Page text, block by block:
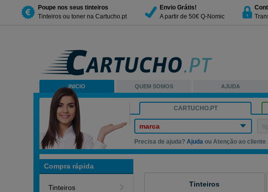
Poupe nos seus tinteiros
Tinteiros ou toner na Cartucho.pt
Envio Grátis!
A partir de 50€ Q-Nomic
INICIO QUEM SOMOS AJUDA
CARTUCHO.PT
marca
Precisa de ajuda?Ajuda ou Atenção ao cliente
Compra rápida
Tinteiros Tinteiros